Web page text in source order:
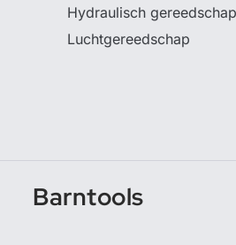
Hydraulisch gereedschap
Luchtgereedschap
Barntools